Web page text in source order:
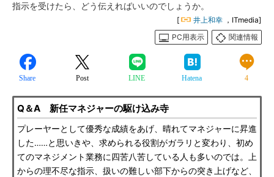
指示を受けたら、どう伝えればいいのでしょうか。
[ 井上和幸 ，ITmedia]
PC用表示
関連情報
Share Post LINE Hatena 4
Q＆A 新任マネジャーの駆け込み寺
プレーヤーとして優秀な成績をあげ、晴れてマネジャーに昇進
した……と思いきや、求められる役割がガラリと変わり、初め
てのマネジメント業務に四苦八苦している人も多いのでは。上
からの理不尽な指示、扱いの難しい部下からの突き上げなど、